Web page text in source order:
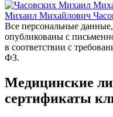
Михаил Михайлович
Все персональные
опубликованы с
в соответствии с
ФЗ.
Медицинские
сертификаты